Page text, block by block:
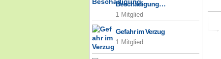
Beschädigung…
1 Mitglied
Gefahr im Verzug
1 Mitglied